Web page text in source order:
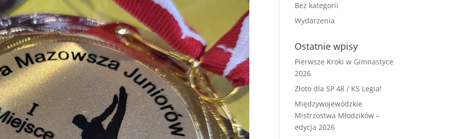
Bez kategorii
Wydarzenia
Ostatnie wpisy
Pierwsze Kroki w Gimnastyce
2026
Złoto dla SP 48 / KS Legia!
Międzywojewódzkie
Mistrzostwa Młodzików –
edycja 2026